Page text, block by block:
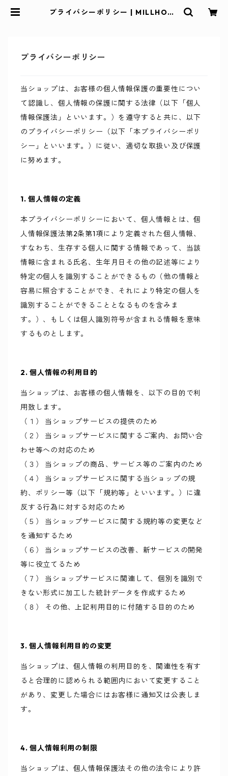
プライバシーポリシー | MILLHOUS
プライバシーポリシー
当ショップは、お客様の個人情報保護の重要性につい
て認識し、個人情報の保護に関する法律（以下「個人
情報保護法」といいます。）を遵守すると共に、以下
のプライバシーポリシー（以下「本プライバシーポリ
シー」といいます。）に従い、適切な取扱い及び保護
に努めます。
1. 個人情報の定義
本プライバシーポリシーにおいて、個人情報とは、個
人情報保護法第2条第1項により定義された個人情報、
すなわち、生存する個人に関する情報であって、当該
情報に含まれる氏名、生年月日その他の記述等により
特定の個人を識別することができるもの（他の情報と
容易に照合することができ、それにより特定の個人を
識別することができることとなるものを含みま
す。）、もしくは個人識別符号が含まれる情報を意味
するものとします。
2. 個人情報の利用目的
当ショップは、お客様の個人情報を、以下の目的で利
用致します。
（１） 当ショップサービスの提供のため
（２） 当ショップサービスに関するご案内、お問い合
わせ等への対応のため
（３） 当ショップの商品、サービス等のご案内のため
（４） 当ショップサービスに関する当ショップの規
約、ポリシー等（以下「規約等」といいます。）に違
反する行為に対する対応のため
（５） 当ショップサービスに関する規約等の変更など
を通知するため
（６） 当ショップサービスの改善、新サービスの開発
等に役立てるため
（７） 当ショップサービスに関連して、個別を識別で
きない形式に加工した統計データを作成するため
（８） その他、上記利用目的に付随する目的のため
3. 個人情報利用目的の変更
当ショップは、個人情報の利用目的を、関連性を有す
ると合理的に認められる範囲内において変更すること
があり、変更した場合にはお客様に通知又は公表しま
す。
4. 個人情報利用の制限
当ショップは、個人情報保護法その他の法令により許